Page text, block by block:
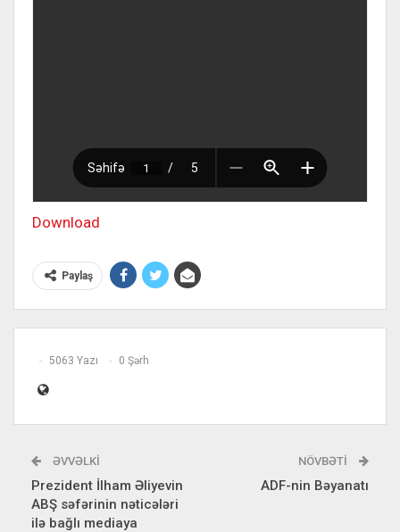
Download
Paylaş
5063 Yazı 0 Şərh
ƏVVƏLKI
Prezident İlham Əliyevin
ABŞ səfərinin nəticələri
ilə bağlı mediaya
NÖVBƏTI
ADF-nin Bəyanatı